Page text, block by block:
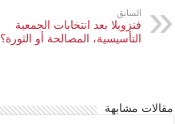
السابق
فنزويلا بعد انتخابات الجمعية
التأسيسية، المصالحة أو الثورة؟
مقالات مشابهة